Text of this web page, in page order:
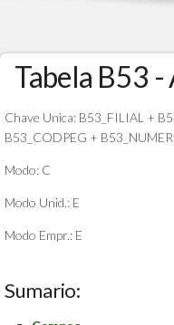
Tabela B53
Chave Unica: B53_FILIAL +
B53_CODPEG +
Modo: C
Modo Unid.: E
Modo Empr.: E
Sumario: